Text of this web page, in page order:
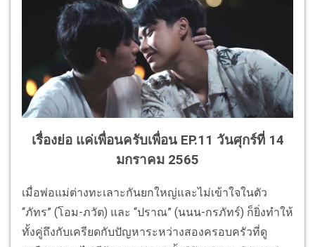
เรื่องย่อ แค่เพื่อนครับเพื่อน EP.11 วันศุกร์ที่ 14
มกราคม 2565
เมื่อพ่อแม่ต่างทะเลาะกันยกใหญ่และไม่เข้าใจในตัว
“ภัทร” (โอม-ภวัต) และ “ปราณ” (นนน-กรภัทร์) ก็ยิ่งทำให้
ทั้งคู่ถึงกับเครียดกับปัญหาระหว่างสองครอบครัวที่ดู